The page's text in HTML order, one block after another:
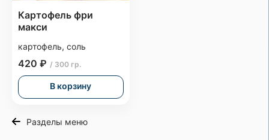
Картофель фри
макси
картофель, соль
420 ₽ / 300 гр.
В корзину
Разделы меню